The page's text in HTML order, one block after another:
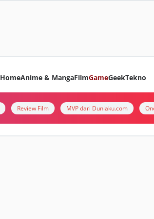
HomeAnime & MangaFilmGameGeekTekno
Review Film MVP dari Duniaku.com